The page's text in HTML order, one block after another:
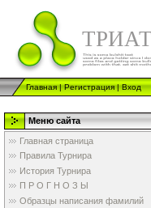
Главная|Регистрация|Вход
Меню сайта
Главная страница
Правила Турнира
История Турнира
П Р О Г Н О З Ы
Образцы написания фамилий